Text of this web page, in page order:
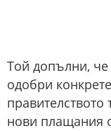
Той допълни,
одобри
нови плащания